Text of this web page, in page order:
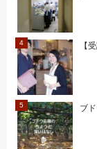
【
ブ